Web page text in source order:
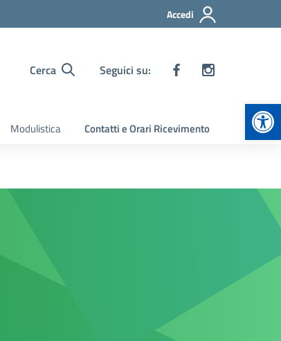
Accedi
Cerca Seguici su:
Modulistica Contatti e Orari Ricevimento